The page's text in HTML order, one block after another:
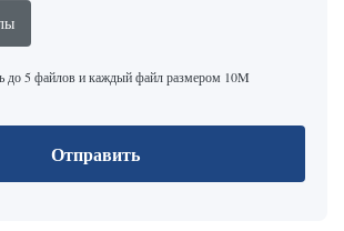
до 5 файлов и каждый файл размером 10M
Отправить